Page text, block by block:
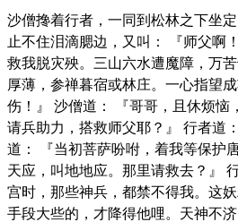
沙僧搀着行者，一同到松林之下坐
止不住泪滴腮边，又叫： 『师父啊
救我脱灾殃。三山六水遭魔障，万
厚薄，参禅暮宿或林庄。一心指望
伤！』 沙僧道： 『哥哥，且休烦恼
请兵助力，搭救师父耶？』 行者道
道： 『当初菩萨吩咐，着我等保护
天应，叫地地应。那里请救去？』
宫时，那些神兵，都禁不得我。这
手段大些的，才降得他哩。天神不